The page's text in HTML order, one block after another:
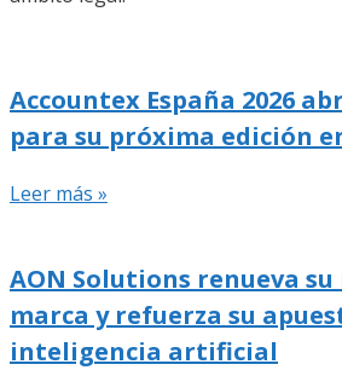
Accountex España 2026
para su próxima edición
Leer más »
AON Solutions renueva
marca y refuerza su
inteligencia artificial